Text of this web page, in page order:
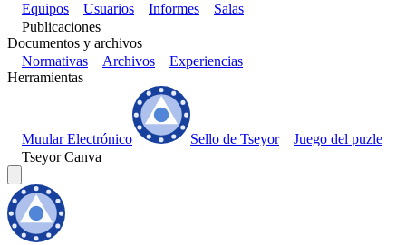
Equipos
Usuarios Informes
Salas
Publicaciones
Documentos y archivos
Normativas
Archivos
Experiencias
Herramientas
Muular Electrónico Sello de Tseyor
Juego del puzle
Tseyor Canva